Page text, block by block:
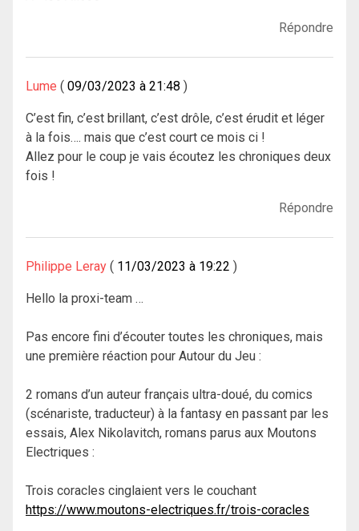
Répondre
Lume 09/03/2023 à 21:48
C’est fin, c’est brillant, c’est drôle, c’est érudit et léger
à la fois…. mais que c’est court ce mois ci !
Allez pour le coup je vais écoutez les chroniques deux
fois !
Répondre
Philippe Leray 11/03/2023 à 19:22
Hello la proxi-team …
Pas encore fini d’écouter toutes les chroniques, mais
une première réaction pour Autour du Jeu :
2 romans d’un auteur français ultra-doué, du comics
(scénariste, traducteur) à la fantasy en passant par les
essais, Alex Nikolavitch, romans parus aux Moutons
Electriques :
Trois coracles cinglaient vers le couchant
https://www.moutons-electriques.fr/trois-coracles